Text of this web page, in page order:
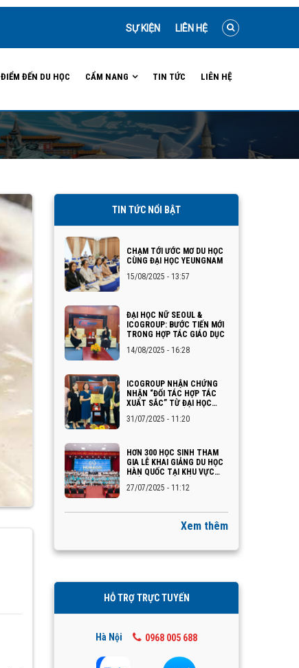
SỰ KIỆN LIÊN HỆ
ĐIỂM ĐẾN DU HỌC CẨM NANG TIN TỨC LIÊN HỆ
TIN TỨC NỔI BẬT
CHẠM TỚI ƯỚC MƠ DU HỌC
CÙNG ĐẠI HỌC YEUNGNAM
15/08/2025 - 13:57
ĐẠI HỌC NỮ SEOUL &
ICOGROUP: BƯỚC TIẾN MỚI
TRONG HỢP TÁC GIÁO DỤC
14/08/2025 - 16:28
ICOGROUP NHẬN CHỨNG
NHẬN “ĐỐI TÁC HỢP TÁC
XUẤT SẮC” TỪ ĐẠI HỌC
31/07/2025 - 11:20
HƠN 300 HỌC SINH THAM
GIA LỄ KHAI GIẢNG DU HỌC
HÀN QUỐC TẠI KHU VỰC
27/07/2025 - 11:12
Xem thêm
HỖ TRỢ TRỰC TUYẾN
Hà Nội 0968 005 688